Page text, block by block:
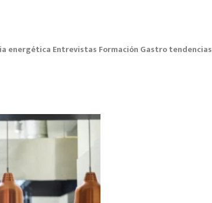
energética Entrevistas Formación Gastro tendencias